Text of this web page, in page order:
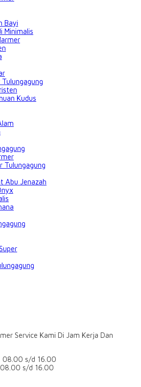
Bayi
Minimalis
Kudus
Tulungagung
Abu Jenazah
Service Kami Di Jam Kerja Dan
08.00 s/d 16.00
s/d 16.00